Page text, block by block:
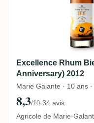
Excellence Rhum
Anniversary) 2012
Marie Galante · 10 ans
8,3/10·34 avis
Agricole de Marie-